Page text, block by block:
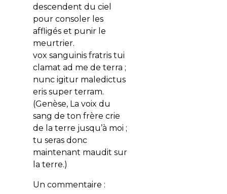
descendent du ciel
pour consoler les
affligés et punir le
meurtrier.
vox sanguinis fratris tui
clamat ad me de terra ;
nunc igitur maledictus
eris super terram.
(Genèse, La voix du
sang de ton frère crie
de la terre jusqu’à moi ;
tu seras donc
maintenant maudit sur
la terre.)
Un commentaire :